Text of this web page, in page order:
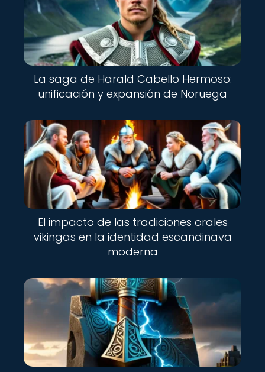
La saga de Harald Cabello Hermoso:
unificación y expansión de Noruega
El impacto de las tradiciones orales
vikingas en la identidad escandinava
moderna